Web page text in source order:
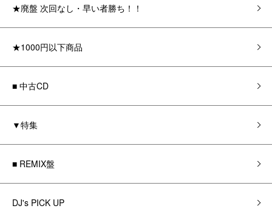
★廃盤 次回なし・早い者勝ち！！
★1000円以下商品
■ 中古CD
▼特集
■ REMIX盤
DJ's PICK UP